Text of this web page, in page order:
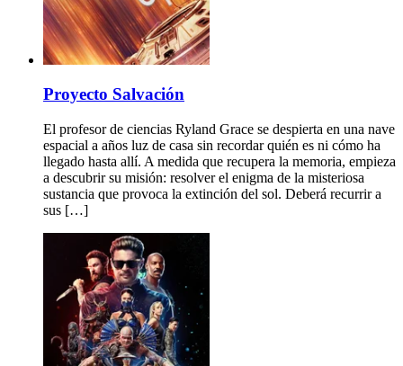
Proyecto Salvación
El profesor de ciencias Ryland Grace se despierta en una nave
espacial a años luz de casa sin recordar quién es ni cómo ha
llegado hasta allí. A medida que recupera la memoria, empieza
a descubrir su misión: resolver el enigma de la misteriosa
sustancia que provoca la extinción del sol. Deberá recurrir a
sus […]